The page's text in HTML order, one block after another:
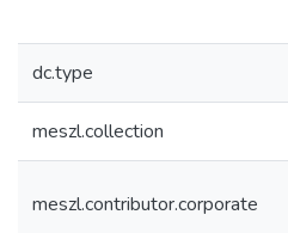
dc.type
meszl.collection
meszl.contributor.corporate